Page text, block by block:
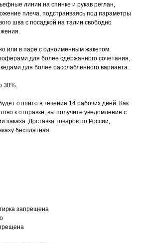
линии на спинке и рукав реглан,
плеча, подстраиваясь под параметры
шва с посадкой на талии свободно
или в паре с одноименным жакетом.
для более сдержанного сочетания,
для более расслабленного варианта.
30%.
отшито в течение 14 рабочих дней. Как
к отправке, вы получите уведомление с
заказа. Доставка товаров по России,
бесплатная.
запрещена